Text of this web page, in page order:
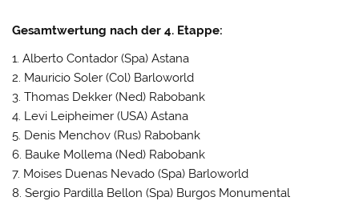
Gesamtwertung nach der 4. Etappe:
1. Alberto Contador (Spa) Astana
2. Mauricio Soler (Col) Barloworld
3. Thomas Dekker (Ned) Rabobank
4. Levi Leipheimer (USA) Astana
5. Denis Menchov (Rus) Rabobank
6. Bauke Mollema (Ned) Rabobank
7. Moises Duenas Nevado (Spa) Barloworld
8. Sergio Pardilla Bellon (Spa) Burgos Monumental